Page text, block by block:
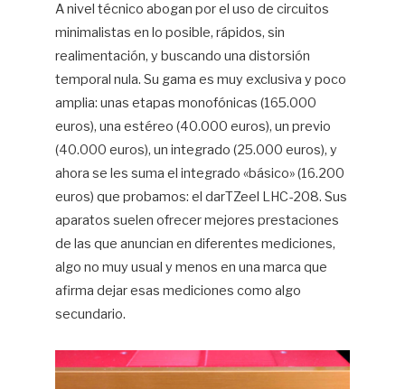
A nivel técnico abogan por el uso de circuitos
minimalistas en lo posible, rápidos, sin
realimentación, y buscando una distorsión
temporal nula. Su gama es muy exclusiva y poco
amplia: unas etapas monofónicas (165.000
euros), una estéreo (40.000 euros), un previo
(40.000 euros), un integrado (25.000 euros), y
ahora se les suma el integrado «básico» (16.200
euros) que probamos: el darTZeel LHC-208. Sus
aparatos suelen ofrecer mejores prestaciones
de las que anuncian en diferentes mediciones,
algo no muy usual y menos en una marca que
afirma dejar esas mediciones como algo
secundario.